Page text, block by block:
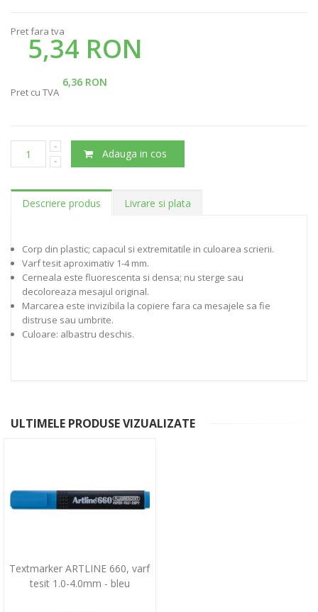
Pret fara tva
5,34 RON
6,36 RON
Pret cu TVA
Adauga in cos
Descriere produs Livrare si plata
Corp din plastic; capacul si extremitatile in culoarea scrierii.
Varf tesit aproximativ 1-4 mm.
Cerneala este fluorescenta si densa; nu sterge sau
decoloreaza mesajul original.
Marcarea este invizibila la copiere fara ca mesajele sa fie
distruse sau umbrite.
Culoare: albastru deschis.
ULTIMELE PRODUSE VIZUALIZATE
Textmarker ARTLINE 660, varf
tesit 1.0-4.0mm - bleu